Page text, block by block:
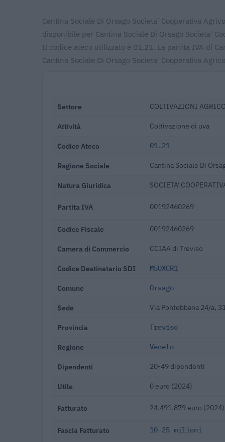
Cantina Sociale Di Orsago Societa' Cooperativa
disponibile per Cantina Sociale Di Orsago Societa'
Il codice ateco utilizzato è 01.21. La partita IVA di
Cantina Sociale Di Orsago Societa' Cooperativa
Settore COLTIVAZIONI
Attività Coltivazione di uva
Codice Ateco 01.21
Ragione Sociale Cantina Sociale Di
Natura Giuridica SOCIETA'
Partita IVA 00192460269
Codice Fiscale 00192460269
Camera di Commercio CCIAA di Treviso
Codice Destinatario SDI M5UXCR1
Comune Orsago
Sede Via Pontebbana 24/a,
Provincia Treviso
Regione Veneto
Dipendenti 20-49 dipendenti
Utile 0 euro (2024)
Fatturato 24.491.879 euro (2024)
Fascia Fatturato 10-25 milioni